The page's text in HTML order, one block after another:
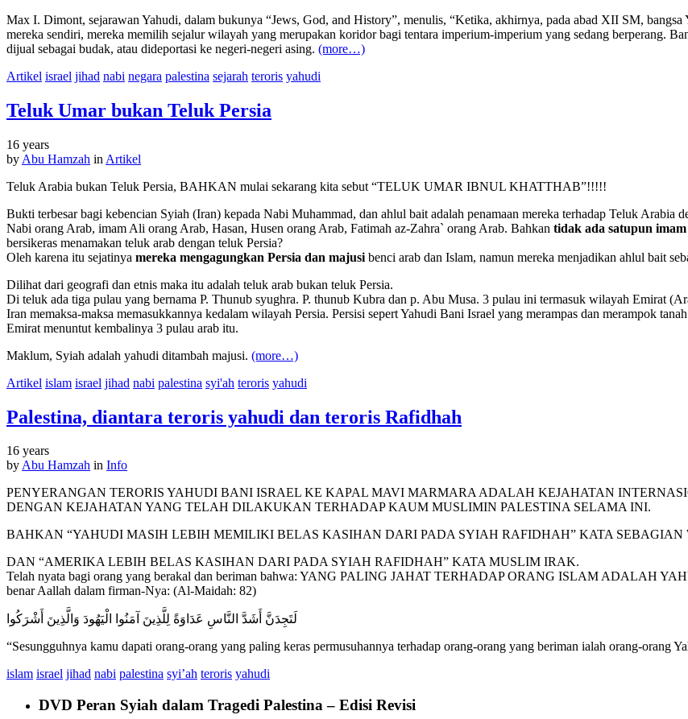
Max I. Dimont, sejarawan Yahudi, dalam bukunya “Jews, God, and History”, menulis, “Ketika, akhirnya, pada abad XII SM, bangsa
mereka sendiri, mereka memilih sejalur wilayah yang merupakan koridor bagi tentara imperium-imperium yang sedang berperang.
dijual sebagai budak, atau dideportasi ke negeri-negeri asing. (more…)
Artikel israel jihad nabi negara palestina sejarah teroris yahudi
Teluk Umar bukan Teluk Persia
16 years
by Abu Hamzah in Artikel
Teluk Arabia bukan Teluk Persia, BAHKAN mulai sekarang kita sebut “TELUK UMAR IBNUL KHATTHAB”!!!!!
Bukti terbesar bagi kebencian Syiah (Iran) kepada Nabi Muhammad, dan ahlul bait adalah penamaan mereka terhadap Teluk Arabia
Nabi orang Arab, imam Ali orang Arab, Hasan, Husen orang Arab, Fatimah az-Zahra` orang Arab. Bahkan tidak ada satupun
bersikeras menamakan teluk arab dengan teluk Persia?
Oleh karena itu sejatinya mereka mengagungkan Persia dan majusi benci arab dan Islam, namun mereka menjadikan ahlul bait
Dilihat dari geografi dan etnis maka itu adalah teluk arab bukan teluk Persia.
Di teluk ada tiga pulau yang bernama P. Thunub syughra. P. thunub Kubra dan p. Abu Musa. 3 pulau ini termasuk wilayah Emirat
Iran memaksa-maksa memasukkannya kedalam wilayah Persia. Persisi sepert Yahudi Bani Israel yang merampas dan merampok
Emirat menuntut kembalinya 3 pulau arab itu.
Maklum, Syiah adalah yahudi ditambah majusi. (more…)
Artikel islam israel jihad nabi palestina syi'ah teroris yahudi
Palestina, diantara teroris yahudi dan teroris Rafidhah
16 years
byAbu Hamzah in Info
PENYERANGAN TERORIS YAHUDI BANI ISRAEL KE KAPAL MAVI MARMARA ADALAH KEJAHATAN
DENGAN KEJAHATAN YANG TELAH DILAKUKAN TERHADAP KAUM MUSLIMIN PALESTINA SELAMA INI.
BAHKAN “YAHUDI MASIH LEBIH MEMILIKI BELAS KASIHAN DARI PADA SYIAH RAFIDHAH” KATA SEBAGIAN
DAN “AMERIKA LEBIH BELAS KASIHAN DARI PADA SYIAH RAFIDHAH” KATA MUSLIM IRAK.
Telah nyata bagi orang yang berakal dan beriman bahwa: YANG PALING JAHAT TERHADAP ORANG ISLAM ADALAH
benar Aallah dalam firman-Nya: (Al-Maidah: 82)
لَتَجِدَنَّ أَشَدَّ النَّاسِ عَدَاوَةً لِلَّذِينَ آمَنُوا الْيَهُودَ وَالَّذِينَ أَشْرَكُوا
“Sesungguhnya kamu dapati orang-orang yang paling keras permusuhannya terhadap orang-orang yang beriman ialah orang-orang
islam israel jihad nabi palestina syi’ah teroris yahudi
DVD Peran Syiah dalam Tragedi Palestina – Edisi Revisi